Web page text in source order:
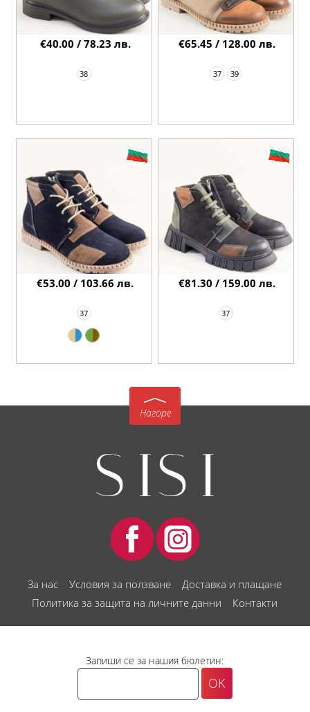
38
€40.00 / 78.23 лв.
37 39
€65.45 / 128.00 лв.
37
€53.00 / 103.66 лв.
37
€81.30 / 159.00 лв.
Нагоре
За нас Условия за ползване
Доставка и плащане
Политика за защита на личните данни
Контакти
Запиши се за нашия бюлетин: